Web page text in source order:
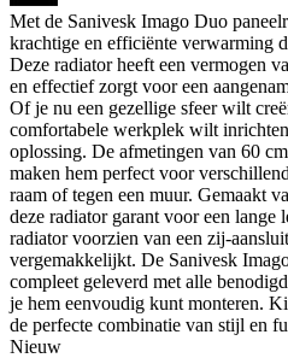
Met de Sanivesk Imago Duo
krachtige en efficiënte verwarming
Deze radiator heeft een vermogen
en effectief zorgt voor een
Of je nu een gezellige sfeer wilt
comfortabele werkplek wilt
oplossing. De afmetingen van 60
maken hem perfect voor
raam of tegen een muur. Gemaakt
deze radiator garant voor een lange
radiator voorzien van een zij-
vergemakkelijkt. De Sanivesk
compleet geleverd met alle
je hem eenvoudig kunt monteren.
de perfecte combinatie van stijl en
Nieuw